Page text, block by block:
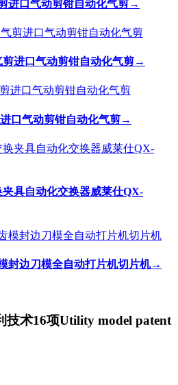
进口气动剪钳自动化气剪→
剪进口气动剪钳自动化气剪→
口气动剪钳自动化气剪→
具自动化交换器威莱仕QX-
封边刀模全自动打片机切片机→
技术16项Utility model patent